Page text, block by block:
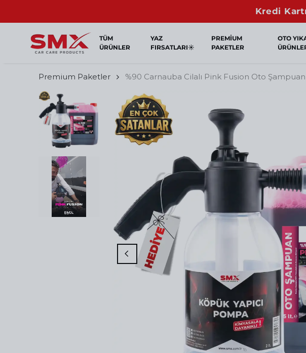
TÜM
ÜRÜNLER
YAZ
FIRSATLARI☀️
PREMİUM
PAKETLER
OTO
Premium Paketler %90 Carnauba Cilalı Pink Fusion Oto